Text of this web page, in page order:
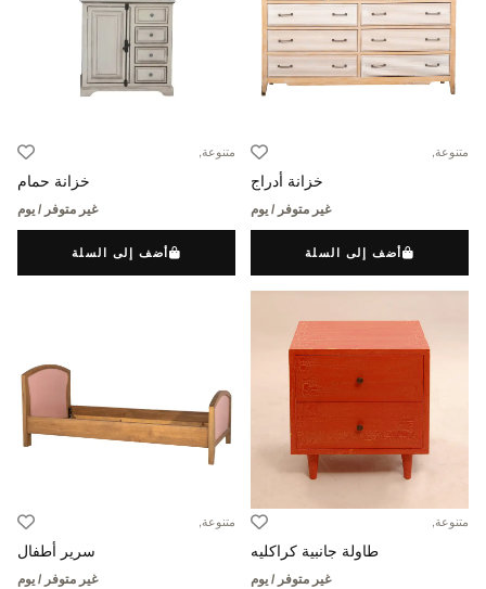
متنوعة,
خزانة أدراج
غير متوفر / يوم
أضف إلى السلة
متنوعة,
خزانة حمام
غير متوفر / يوم
أضف إلى السلة
متنوعة,
طاولة جانبية كراكليه
غير متوفر / يوم
متنوعة,
سرير أطفال
غير متوفر / يوم